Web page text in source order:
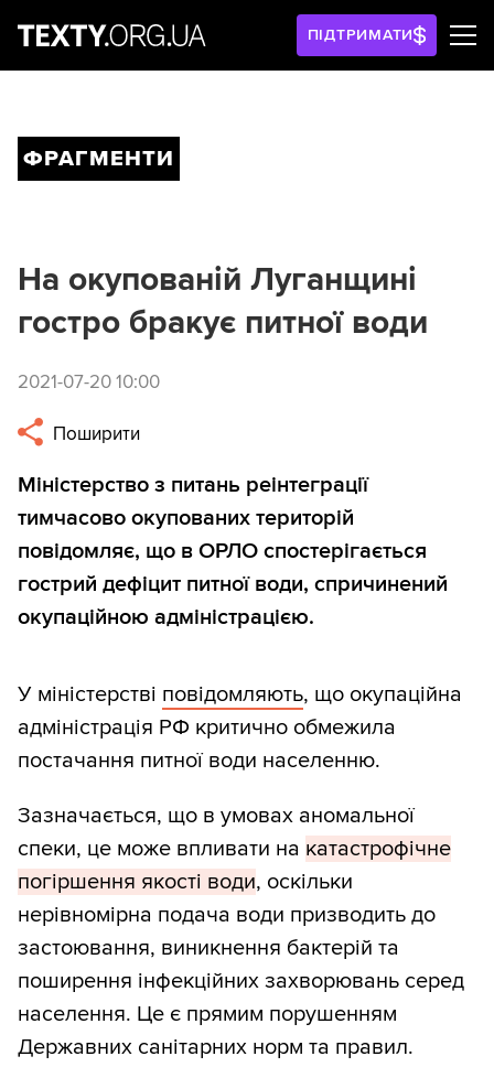
ПІДТРИМАТИ
ФРАГМЕНТИ
На окупованій Луганщині
гостро бракує питної води
2021-07-20 10:00
Поширити
Міністерство з питань реінтеграції
тимчасово окупованих територій
повідомляє, що в ОРЛО спостерігається
гострий дефіцит питної води, спричинений
окупаційною адміністрацією.
У міністерстві повідомляють, що окупаційна
адміністрація РФ критично обмежила
постачання питної води населенню.
Зазначається, що в умовах аномальної
спеки, це може впливати на катастрофічне
погіршення якості води, оскільки
нерівномірна подача води призводить до
застоювання, виникнення бактерій та
поширення інфекційних захворювань серед
населення. Це є прямим порушенням
Державних санітарних норм та правил.